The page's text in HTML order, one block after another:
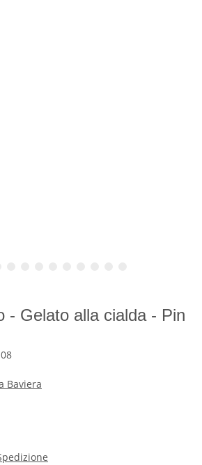
- Gelato alla cialda - Pin
Baviera